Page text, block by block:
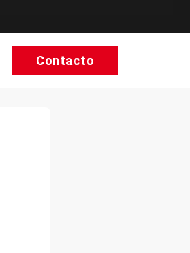
Contacto